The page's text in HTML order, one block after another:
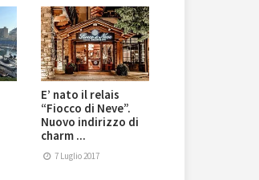
E’ nato il relais
“Fiocco di Neve”.
Nuovo indirizzo di
charm ...
7 Luglio 2017